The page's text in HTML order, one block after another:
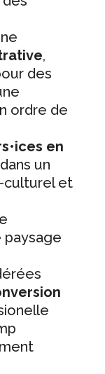
,
des
ordre de
en
un
culturel et
paysage